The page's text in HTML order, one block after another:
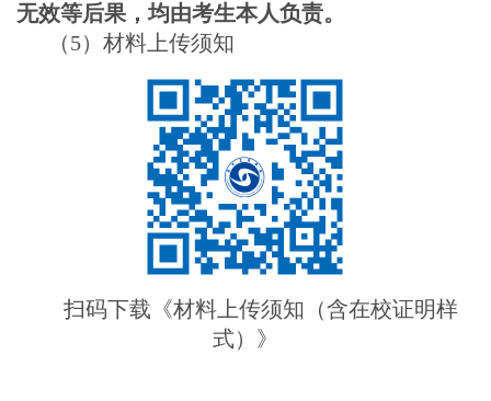
无效等后果，均由考生本人负责。
（5）材料上传须知
扫码下载《材料上传须知（含在校证明样
式）》